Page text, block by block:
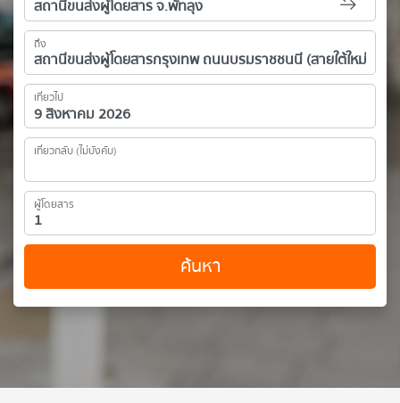
ถึง
เที่ยวไป
เที่ยวกลับ (ไม่บังคับ)
ผู้โดยสาร
ค้นหา